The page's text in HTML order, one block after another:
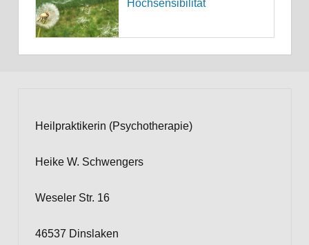
Hochsensibilität
Heilpraktikerin (Psychotherapie)
Heike W. Schwengers
Weseler Str. 16
46537 Dinslaken